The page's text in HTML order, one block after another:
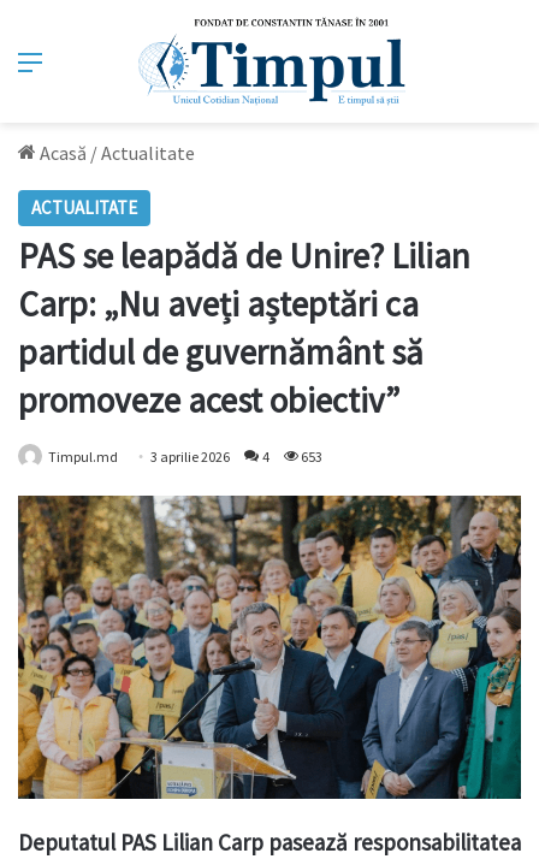
Meniu
Acasă /Actualitate
ACTUALITATE
PAS se leapădă de Unire? Lilian
Carp: „Nu aveți așteptări ca
partidul de guvernământ să
promoveze acest obiectiv”
Timpul.md 3 aprilie 2026 4 653
Deputatul PAS Lilian Carp pasează responsabilitatea